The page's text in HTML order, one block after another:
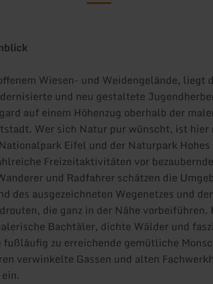
Wiesen- und Weidengelände, liegt
und neu gestaltete
auf einem Höhenzug oberhalb der
Wer sich Natur pur wünscht, ist
Eifel und der Naturpark Hohes
Freizeitaktivitäten vor
und Radfahrer schätzen die
des ausgezeichneten Wegenetzes und der
die ganz in der Nähe vorbeiführen.
Bachtäler, dichte Wälder und
fußläufig zu erreichende gemütliche
verwinkelte Gassen und alten